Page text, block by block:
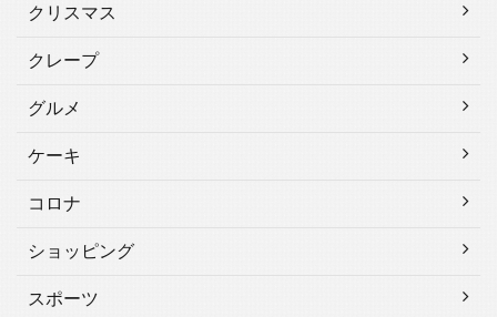
クリスマス
クレープ
グルメ
ケーキ
コロナ
ショッピング
スポーツ